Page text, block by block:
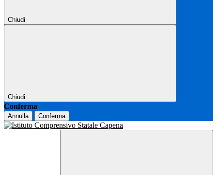
Chiudi
Chiudi
Conferma
Annulla Conferma